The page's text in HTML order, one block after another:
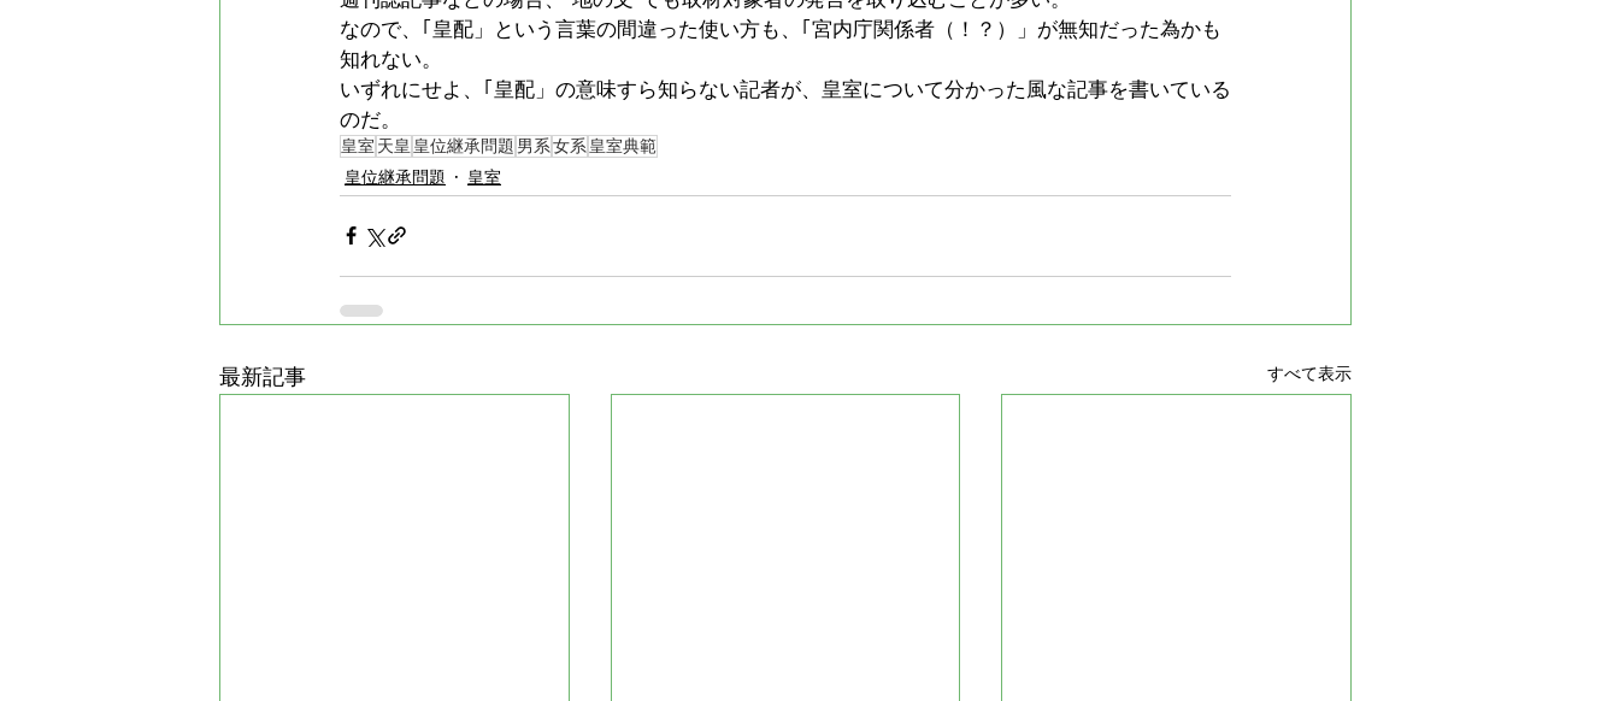
なので、｢皇配」という言葉の間違った使い方も、｢宮内庁関係者（！？）」が無知だった為かも
知れない。
いずれにせよ、｢皇配」の意味すら知らない記者が、皇室について分かった風な記事を書いている
のだ。
皇室 天皇 皇位継承問題 男系女系 皇室典範
皇位継承問題
皇室
最新記事 すべて表示